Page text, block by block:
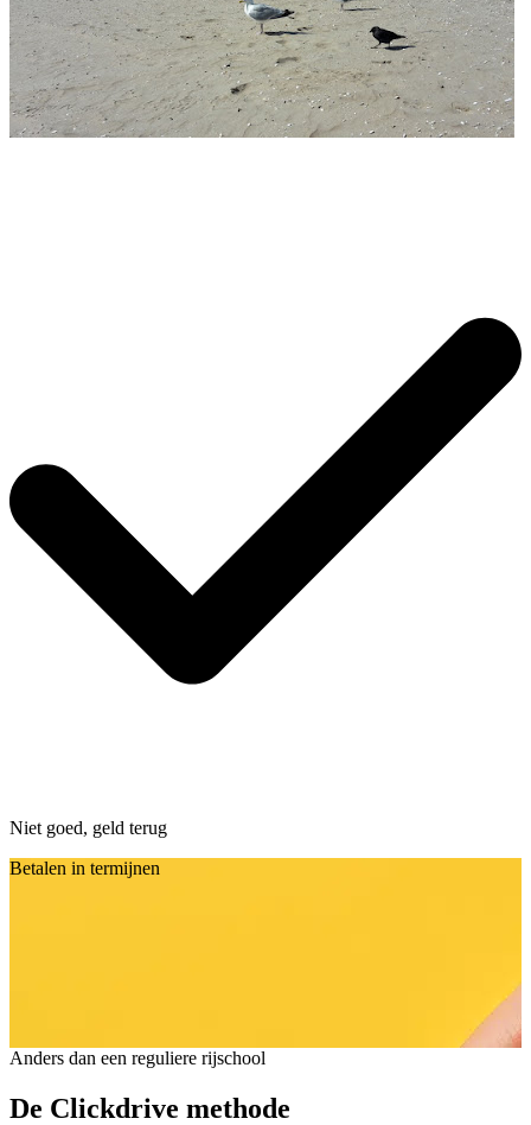
Niet goed, geld terug
Betalen in termijnen
Anders dan een reguliere rijschool
De Clickdrive methode